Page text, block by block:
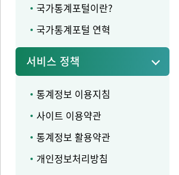
국가통계포털이란?
국가통계포털 연혁
서비스 정책
통계정보 이용지침
사이트 이용약관
통계정보 활용약관
개인정보처리방침